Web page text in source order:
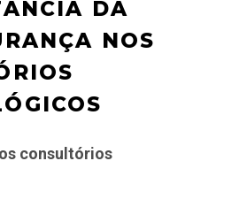
DA
NOS
consultórios